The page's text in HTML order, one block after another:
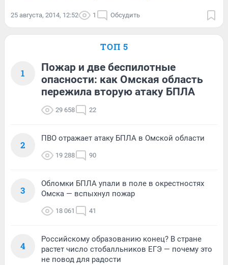
25 августа, 2014, 12:52 1 Обсудить
ТОП 5
1
Пожар и две беспилотные
опасности: как Омская область
пережила вторую атаку БПЛА
29 658 22
2
ПВО отражает атаку БПЛА в Омской области
19 288 90
3
Обломки БПЛА упали в поле в окрестностях
Омска — вспыхнул пожар
18 061 41
4
Российскому образованию конец? В стране
растет число стобалльников ЕГЭ — почему это
не повод для радости